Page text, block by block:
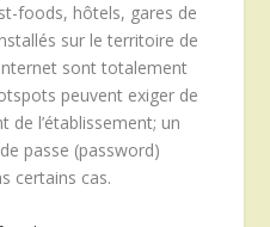
foods, hôtels, gares de
sur le territoire de
sont totalement
peuvent exiger de
de l’établissement; un
passe (password)
certains cas.